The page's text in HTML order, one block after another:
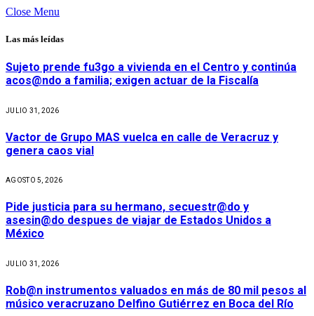
Close Menu
Las más leídas
Sujeto prende fu3go a vivienda en el Centro y continúa
acos@ndo a familia; exigen actuar de la Fiscalía
JULIO 31, 2026
Vactor de Grupo MAS vuelca en calle de Veracruz y
genera caos vial
AGOSTO 5, 2026
Pide justicia para su hermano, secuestr@do y
asesin@do despues de viajar de Estados Unidos a
México
JULIO 31, 2026
Rob@n instrumentos valuados en más de 80 mil pesos al
músico veracruzano Delfino Gutiérrez en Boca del Río